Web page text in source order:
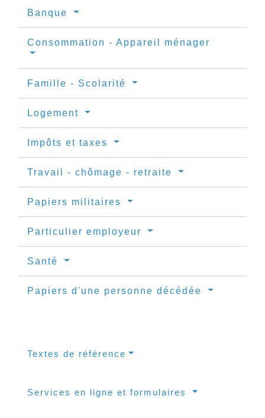
Banque
Consommation - Appareil ménager
Famille - Scolarité
Logement
Impôts et taxes
Travail - chômage - retraite
Papiers militaires
Particulier employeur
Santé
Papiers d'une personne décédée
Textes de référence
Services en ligne et formulaires